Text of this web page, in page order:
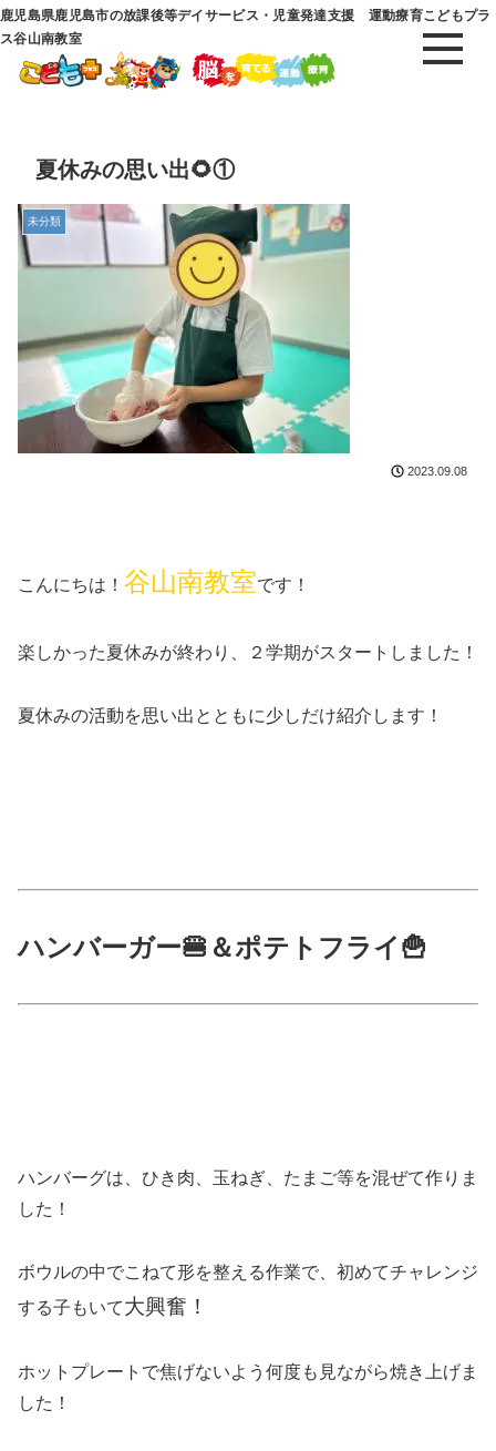
鹿児島県鹿児島市の放課後等デイサービス・児童発達支援 運動療育こどもプラ
ス谷山南教室
夏休みの思い出🌻①
未分類
2023.09.08
こんにちは！ 谷山南教室です！
楽しかった夏休みが終わり、２学期がスタートしました！
夏休みの活動を思い出とともに少しだけ紹介します！
ハンバーガー🍔＆ポテトフライ🍟
ハンバーグは、ひき肉、玉ねぎ、たまご等を混ぜて作りま
した！
ボウルの中でこねて形を整える作業で、初めてチャレンジ
する子もいて大興奮！
ホットプレートで焦げないよう何度も見ながら焼き上げま
した！